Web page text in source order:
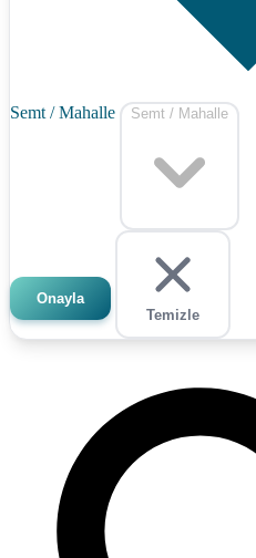
Semt / Mahalle Semt / Mahalle
Onayla
Temizle